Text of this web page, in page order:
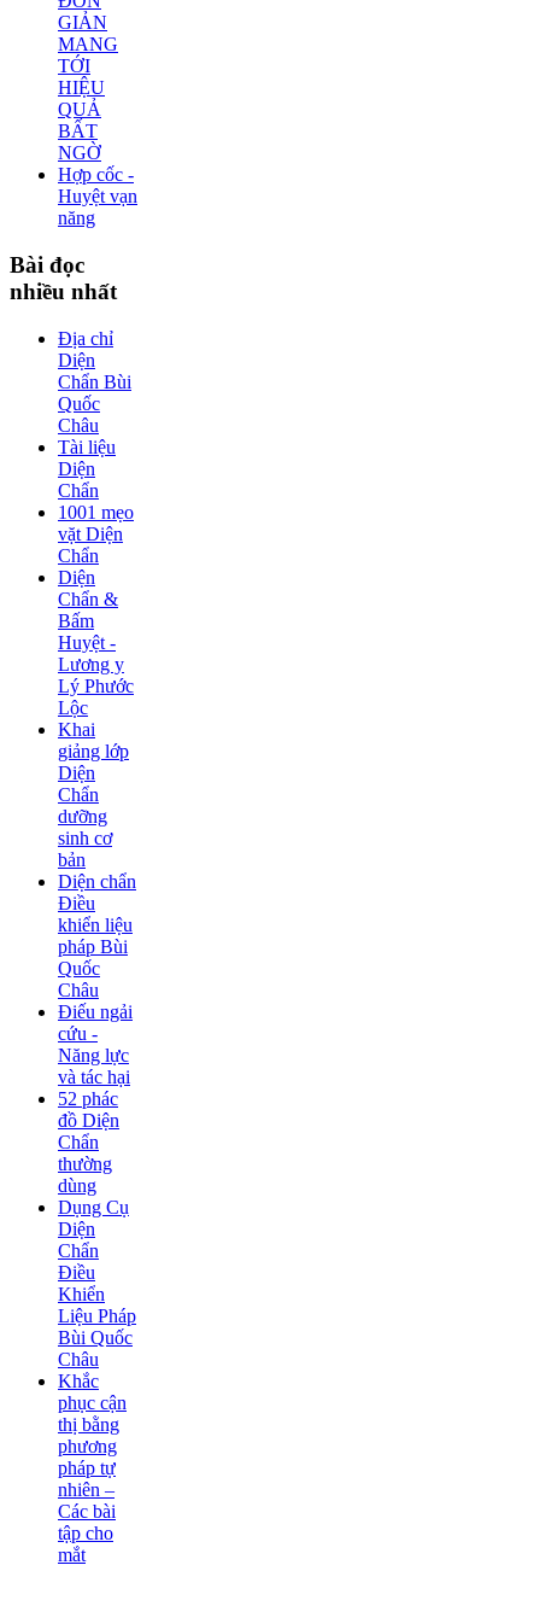
GIẢN
MANG
TỚI
HIỆU
QUẢ
BẤT
NGỜ
Hợp cốc -
Huyệt vạn
năng
Bài đọc
nhiều nhất
Địa chỉ
Diện
Chẩn Bùi
Quốc
Châu
Tài liệu
Diện
Chẩn
1001 mẹo
vặt Diện
Chẩn
Diện
Chẩn &
Bấm
Huyệt -
Lương y
Lý Phước
Lộc
Khai
giảng lớp
Diện
Chẩn
dưỡng
sinh cơ
bản
Diện chẩn
Điều
khiển liệu
pháp Bùi
Quốc
Châu
Điếu ngải
cứu -
Năng lực
và tác hại
52 phác
đồ Diện
Chẩn
thường
dùng
Dụng Cụ
Diện
Chẩn
Điều
Khiển
Liệu Pháp
Bùi Quốc
Châu
Khắc
phục cận
thị bằng
phương
pháp tự
nhiên –
Các bài
tập cho
mắt